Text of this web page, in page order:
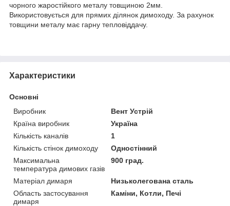
чорного жаростійкого металу товщиною 2мм.
Використовується для прямих ділянок димоходу. За рахунок
товщини металу має гарну тепловіддачу.
Характеристики
Основні
Виробник
Вент Устрій
Країна виробник
Україна
Кількість каналів
1
Кількість стінок димоходу
Одностінний
Максимальна
температура димових газів
900 град.
Матеріал димаря
Низьколегована сталь
Область застосування
димаря
Каміни, Котли, Печі